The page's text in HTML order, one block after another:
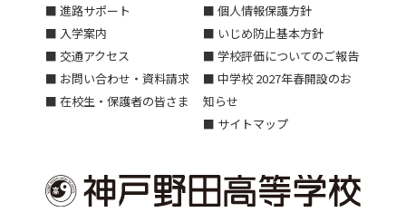
■ 進路サポート
■ 入学案内
■ 交通アクセス
■ お問い合わせ・資料請求
■ 在校生・保護者の皆さま
■ 個人情報保護方針
■ いじめ防止基本方針
■ 学校評価についてのご報告
■ 中学校 2027年春開設のお
知らせ
■ サイトマップ